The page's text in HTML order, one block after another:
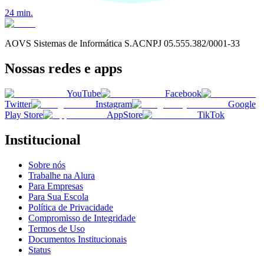
24 min.
AOVS Sistemas de Informática S.ACNPJ 05.555.382/0001-33
Nossas redes e apps
YouTube
Facebook
Twitter
Instagram
Google
Play Store
AppStore TikTok
Institucional
Sobre nós
Trabalhe na Alura
Para Empresas
Para Sua Escola
Política de Privacidade
Compromisso de Integridade
Termos de Uso
Documentos Institucionais
Status